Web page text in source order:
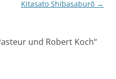
Kitasato Shibasaburō →
und Robert Koch“